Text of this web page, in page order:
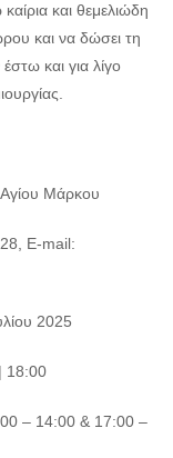
και θεμελιώδη
και να δώσει τη
και για λίγο
Αγίου Μάρκου
E-mail:
2025
18:00
– 14:00 & 17:00 –